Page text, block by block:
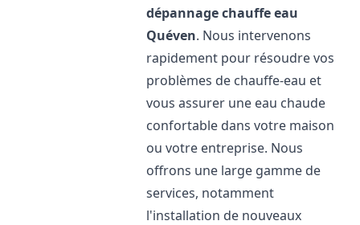
dépannage chauffe eau
Quéven. Nous intervenons
rapidement pour résoudre vos
problèmes de chauffe-eau et
vous assurer une eau chaude
confortable dans votre maison
ou votre entreprise. Nous
offrons une large gamme de
services, notamment
l'installation de nouveaux